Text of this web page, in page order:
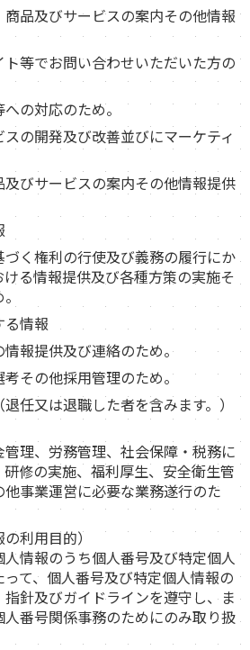
品及びサービスの案内その他情報
等でお問い合わせいただいた方の
の対応のため。
の開発及び改善並びにマーケティ
びサービスの案内その他情報提供
く権利の行使及び義務の履行にか
る情報提供及び各種方策の実施そ
情報
報提供及び連絡のため。
その他採用管理のため。
任又は退職した者を含みます。）
理、労務管理、社会保障・税務に
修の実施、福利厚生、安全衛生管
事業運営に必要な業務遂行のた
利用目的）
情報のうち個人番号及び特定個人
て、個人番号及び特定個人情報の
針及びガイドラインを遵守し、ま
番号関係事務のためにのみ取り扱